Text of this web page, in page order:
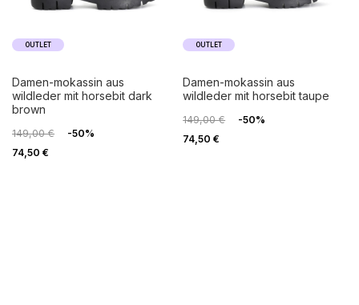
OUTLET
damen-mokassin aus
wildleder mit horsebit dark
brown
149,00 €
-50%
74,50 €
OUTLET
damen-mokassin aus
wildleder mit horsebit taupe
149,00 €
-50%
74,50 €